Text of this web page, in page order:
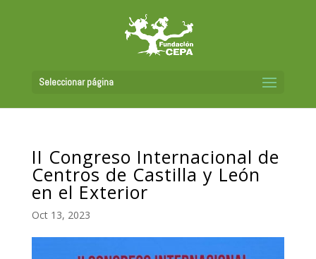
Seleccionar página
II Congreso Internacional de
Centros de Castilla y León
en el Exterior
Oct 13, 2023